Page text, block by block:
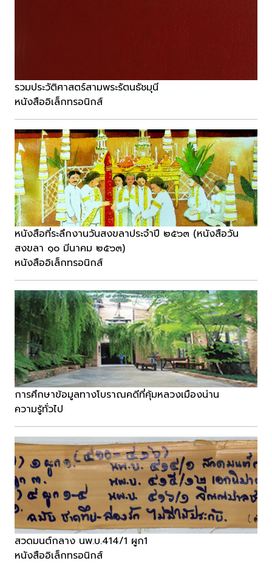
รวมประวัติศาสตร์สามพระรัตนธัชมุนี
หนังสืออิเล็กทรอนิกส์
หนังสือที่ระลึกงานวันสงขลาประจำปี ๒๕๖๓ (หนังสือวัน
สงขลา ๑๐ มีนาคม ๒๕๖๓)
หนังสืออิเล็กทรอนิกส์
การศึกษาข้อมูลทางโบราณคดีที่คุ้มหลวงเมืองน่าน
ความรู้ทั่วไป
สวดมนต์กลาง นพ.บ.414/1 ผูก1
หนังสืออิเล็กทรอนิกส์